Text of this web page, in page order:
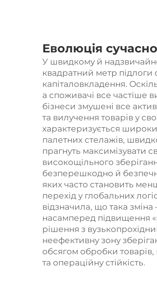
Еволюція
У швидкому й
квадратний метр підлоги
капіталовкладення.
а споживачі все частіше
бізнеси змушені все
та вилучення товарів у
характеризується
палетних стелажів,
прагнуть максимізувати
високощільного
безперешкодно й
яких часто становить
перехід у глобальних
відзначила, що така
насамперед підвищення
рішення з
неефективну зону
обсягом обробки
та операційну стійкість.